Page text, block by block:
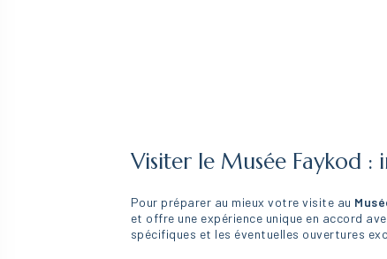
Visiter le Musée Faykod
Pour préparer au mieux votre visite au
et offre une expérience unique en accord
spécifiques et les éventuelles ouvertures